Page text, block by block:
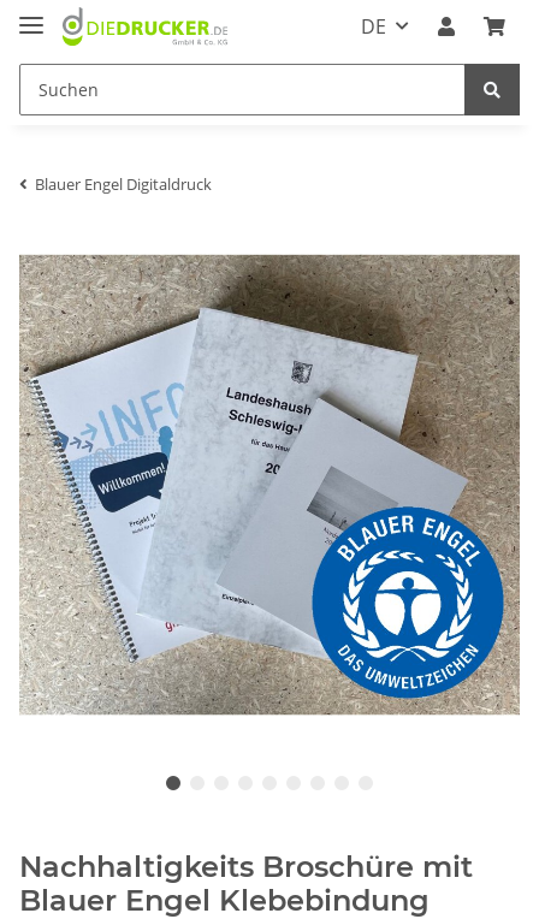
DE
Blauer Engel Digitaldruck
Nachhaltigkeits Broschüre mit
Blauer Engel Klebebindung